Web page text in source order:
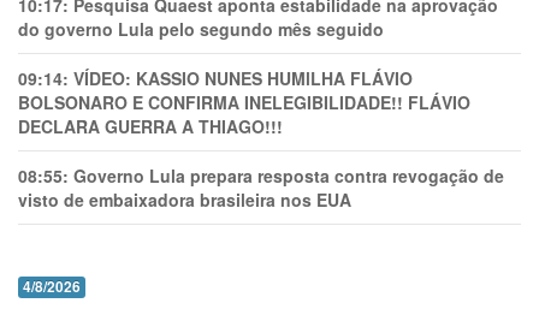
10:17: Pesquisa Quaest aponta estabilidade na aprovação
do governo Lula pelo segundo mês seguido
09:14: VÍDEO: KASSIO NUNES HUMlLHA FLÁVIO
BOLSONARO E CONFIRMA INELEGIBILIDADE!! FLÁVIO
DECLARA GUERRA A THIAGO!!!
08:55: Governo Lula prepara resposta contra revogação de
visto de embaixadora brasileira nos EUA
4/8/2026